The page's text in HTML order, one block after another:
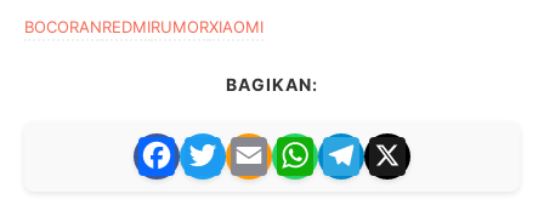
BOCORANREDMIRUMORXIAOMI
BAGIKAN:
F
a
T
w
E
m
W
h
T
el
X